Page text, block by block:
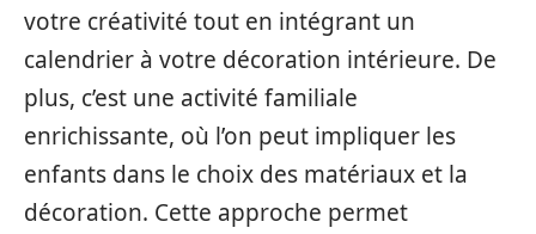
votre créativité tout en intégrant un
calendrier à votre décoration intérieure. De
plus, c’est une activité familiale
enrichissante, où l’on peut impliquer les
enfants dans le choix des matériaux et la
décoration. Cette approche permet